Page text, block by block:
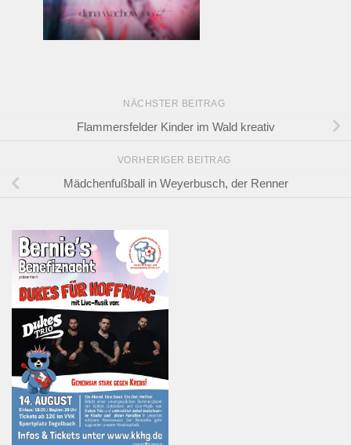
NÄCHSTER BEITRAG
Flammersfelder Kinder im Wald kreativ
VORHERIGER BEITRAG
Mädchenfußball in Weyerbusch, der Renner